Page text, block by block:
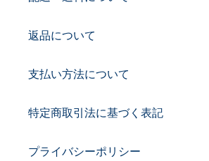
返品について
支払い方法について
特定商取引法に基づく表記
プライバシーポリシー